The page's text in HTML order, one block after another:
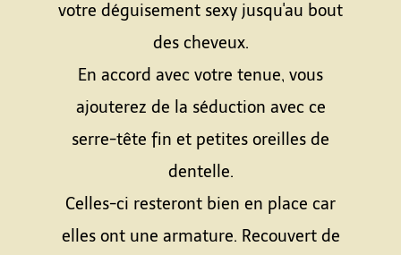
votre déguisement sexy jusqu'au bout
des cheveux.
En accord avec votre tenue, vous
ajouterez de la séduction avec ce
serre-tête fin et petites oreilles de
dentelle.
Celles-ci resteront bien en place car
elles ont une armature. Recouvert de